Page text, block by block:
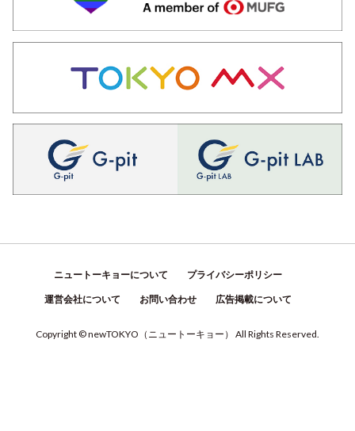
ニュートーキョーについて プライバシーポリシー
運営会社について お問い合わせ 広告掲載について
Copyright © newTOKYO （ ニュートーキョー ） All Rights Reserved.